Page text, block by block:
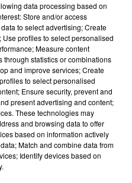
: UNE FEMME ET
ET LA...
le feu après avoir
bébé de trois mois
data processing based on
Store and/or access
to select advertising; Create
profiles to select personalised
Measure content
statistics or combinations
and improve services; Create
to select personalised
Ensure security, prevent and
present advertising and content;
These technologies may
and browsing data to offer
based on information actively
Match and combine data from
Identify devices based on